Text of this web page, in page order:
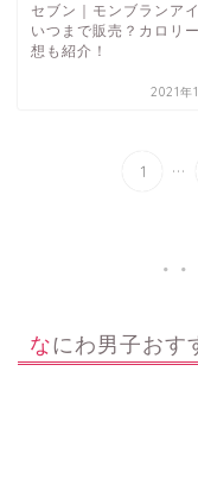
セブン｜モンブランア
いつまで販売？カロリ
想も紹介！
2021年
1 ...
なにわ男子おす